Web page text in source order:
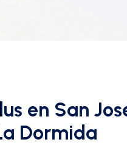
en San
Dormida